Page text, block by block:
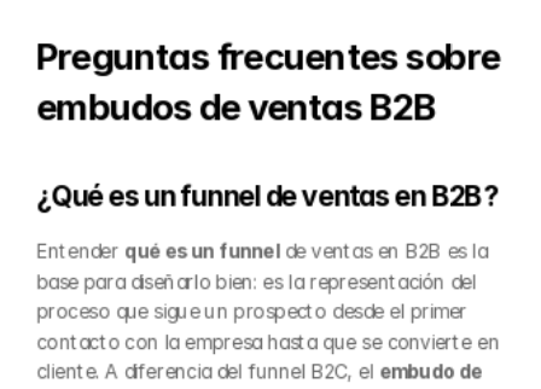
Preguntas frecuentes sobre
embudos de ventas B2B
¿Qué es un funnel de ventas en B2B?
Entender qué es un funnel de ventas en B2B es la
base para diseñarlo bien: es la representación del
proceso que sigue un prospecto desde el primer
contacto con la empresa hasta que se convierte en
cliente. A diferencia del funnel B2C, el embudo de